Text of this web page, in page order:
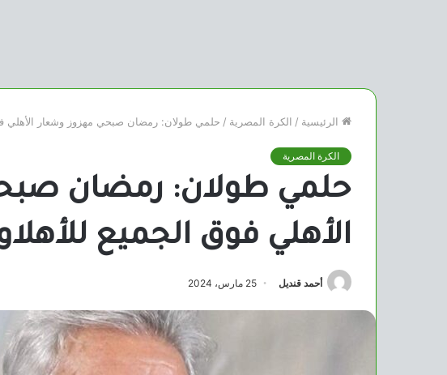
الرئيسية / الكرة المصرية / حلمي طولان: رمضان صبحي مهزوز وشعار الأهلي
الكرة المصرية
حلمي طولان: رمضان
الأهلي فوق الجميع
أحمد قنديل 25 مارس، 2024